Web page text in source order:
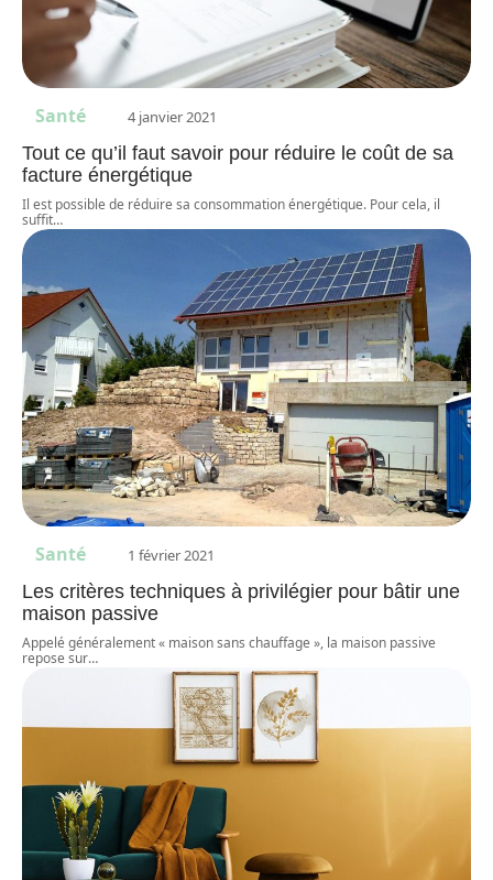
Santé 4 janvier 2021
Tout ce qu’il faut savoir pour réduire le coût de sa
facture énergétique
Il est possible de réduire sa consommation énergétique. Pour cela, il
suffit…
Santé 1 février 2021
Les critères techniques à privilégier pour bâtir une
maison passive
Appelé généralement « maison sans chauffage », la maison passive
repose sur…